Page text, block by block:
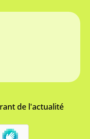
de l'actualité